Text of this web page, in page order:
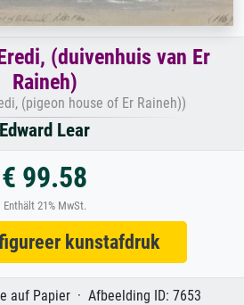
(duivenhuis van Er
Raineh)
(pigeon house of Er Raineh))
Edward Lear
€ 99.58
Enthält 21% MwSt.
kunstafdruk
auf Papier · Afbeelding ID: 7653